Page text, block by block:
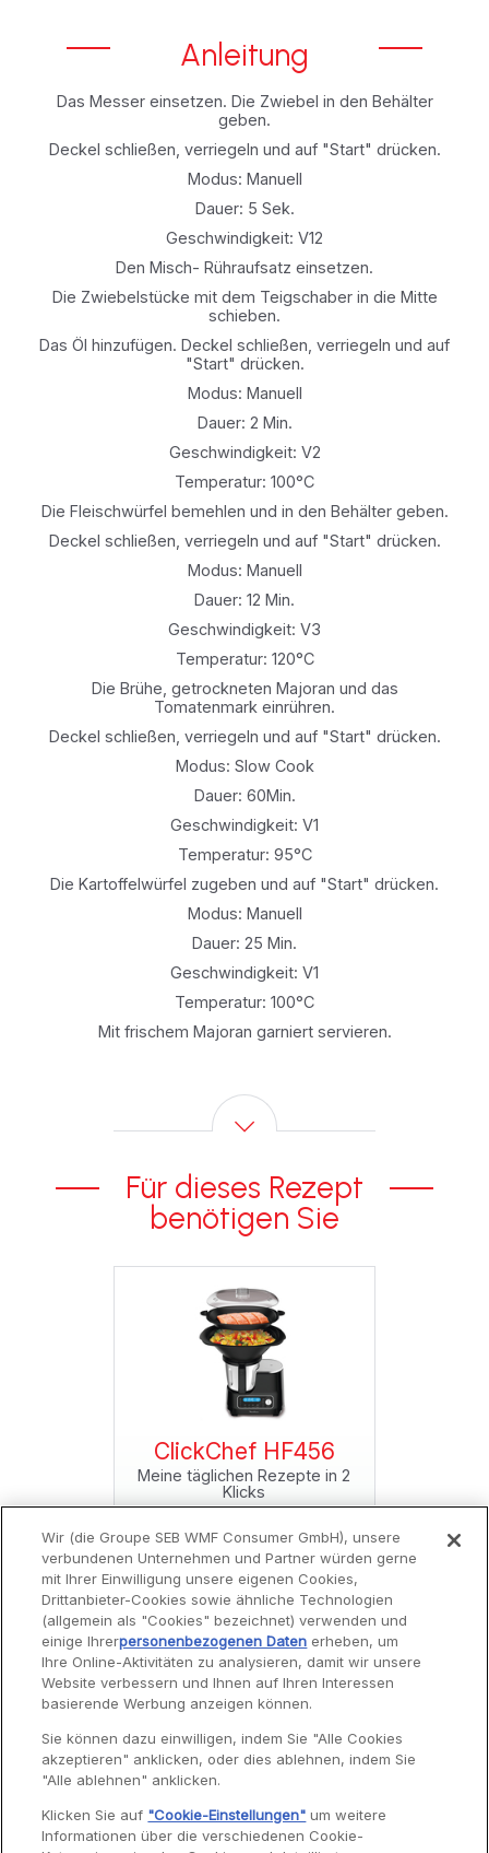
Anleitung
Das Messer einsetzen. Die Zwiebel in den Behälter
geben.
Deckel schließen, verriegeln und auf "Start" drücken.
Modus: Manuell
Dauer: 5 Sek.
Geschwindigkeit: V12
Den Misch- Rühraufsatz einsetzen.
Die Zwiebelstücke mit dem Teigschaber in die Mitte
schieben.
Das Öl hinzufügen. Deckel schließen, verriegeln und auf
"Start" drücken.
Modus: Manuell
Dauer: 2 Min.
Geschwindigkeit: V2
Temperatur: 100°C
Die Fleischwürfel bemehlen und in den Behälter geben.
Deckel schließen, verriegeln und auf "Start" drücken.
Modus: Manuell
Dauer: 12 Min.
Geschwindigkeit: V3
Temperatur: 120°C
Die Brühe, getrockneten Majoran und das
Tomatenmark einrühren.
Deckel schließen, verriegeln und auf "Start" drücken.
Modus: Slow Cook
Dauer: 60Min.
Geschwindigkeit: V1
Temperatur: 95°C
Die Kartoffelwürfel zugeben und auf "Start" drücken.
Modus: Manuell
Dauer: 25 Min.
Geschwindigkeit: V1
Temperatur: 100°C
Mit frischem Majoran garniert servieren.
Für dieses Rezept
benötigen Sie
ClickChef HF456
Meine täglichen Rezepte in 2
Klicks
Service
Garantie
Reparaturen
Bedienungsanleitungen
Wir (die Groupe SEB WMF Consumer GmbH), unsere
verbundenen Unternehmen und Partner würden gerne
mit Ihrer Einwilligung unsere eigenen Cookies,
Drittanbieter-Cookies sowie ähnliche Technologien
(allgemein als "Cookies" bezeichnet) verwenden und
einige Ihrerpersonenbezogenen Daten erheben, um
Ihre Online-Aktivitäten zu analysieren, damit wir unsere
Website verbessern und Ihnen auf Ihren Interessen
basierende Werbung anzeigen können.
Sie können dazu einwilligen, indem Sie "Alle Cookies
akzeptieren" anklicken, oder dies ablehnen, indem Sie
"Alle ablehnen" anklicken.
Klicken Sie auf "Cookie-Einstellungen" um weitere
Informationen über die verschiedenen Cookie-